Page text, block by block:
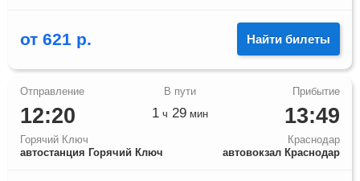
от 621 р. Найти билеты
12:20
Горячий Ключ
автостанция Горячий Ключ
13:49
Краснодар
автовокзал Краснодар
1 ч 29 мин